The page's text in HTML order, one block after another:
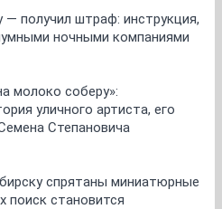
получил штраф: инструкция,
ночными компаниями
молоко соберу»:
уличного артиста, его
Степановича
спрятаны миниатюрные
поиск становится